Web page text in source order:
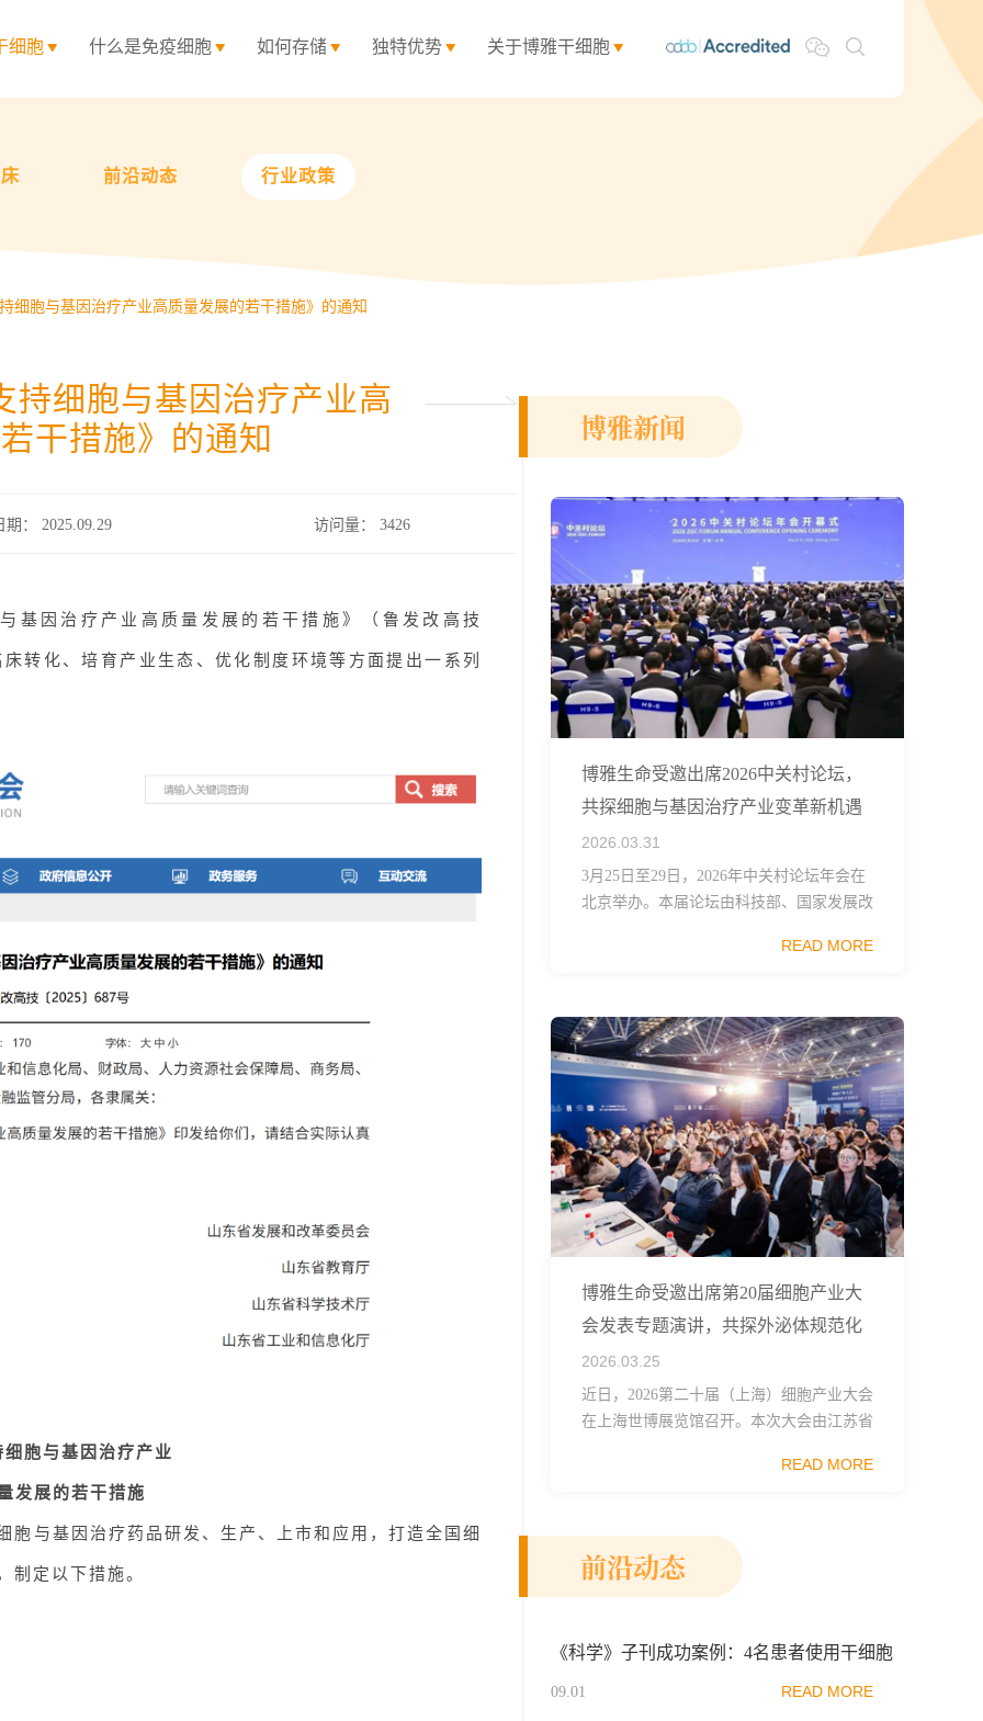
细胞 什么是免疫细胞 如何存储 独特优势 关于博雅干细胞
前沿动态 行业政策
细胞与基因治疗产业高质量发展的若干措施》的通知
持细胞与基因治疗产业高
干措施》的通知
期： 2025.09.29 访问量： 3426
基因治疗产业高质量发展的若干措施》 （鲁发改高技
转化、培育产业生态、优化制度环境等方面提出一系列
细胞与基因治疗产业
发展的若干措施
胞与基因治疗药品研发、生产、上市和 应用，打造全国细
制定以下措施。
博雅新闻
博雅生命受邀出席2026中关村论坛，
共探细胞与基因治疗产业变革新机遇
2026.03.31
3月25日至29日，2026年中关村论坛年会在
北京举办。本届论坛由科技部、国家发展改
国科学院、中国工程院、中国科协和北京市
READ MORE
博雅生命受邀出席第20届细胞产业大
会发表专题演讲，共探外泌体规范化
发展
2026.03.25
近日，2026第二十届（上海）细胞产业大会
在上海世博展览馆召开。本次大会由江苏省
促进会细胞医药分会、武汉东湖国家自主创
READ MORE
前沿动态
《科学》子刊成功案例：4名患者使用干细胞
修复角膜，改善视力
09.01 READ MORE